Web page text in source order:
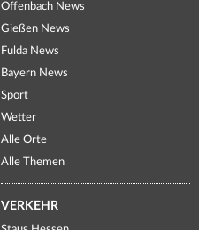
Offenbach News
Gießen News
Fulda News
Bayern News
Sport
Wetter
Alle Orte
Alle Themen
VERKEHR